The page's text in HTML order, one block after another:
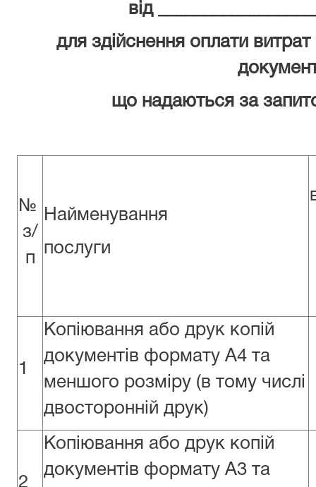
від
для здійснення оплати
що надаються за
№
з/
п
Найменування
послуги
1
Копіювання або друк копій
документів формату А4 та
меншого розміру (в тому числі
двосторонній друк)
2
Копіювання або друк копій
документів формату А3 та